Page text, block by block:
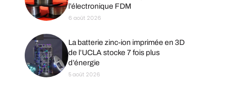
l’électronique FDM
6 août 2026
La batterie zinc-ion imprimée en 3D
de l’UCLA stocke 7 fois plus
d’énergie
5 août 2026